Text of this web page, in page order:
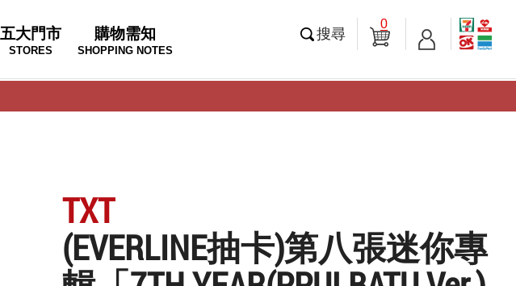
五大門市
STORES
購物需知
SHOPPING NOTES
搜尋
0
TXT
(EVERLINE抽卡)第八張迷你專